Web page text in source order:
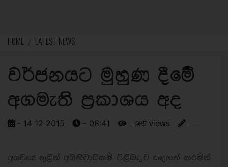
HOME LATEST NEWS
වර්ජනයට මුහුණ දීමේ
අගමැති ප්‍රකාශය අද
- 14 12 2015 - 08:41 - 985 views - . .
අයවැය තුළින් අයිතිවාසිකම් පිළිබඳව සඳහන් කරමින්